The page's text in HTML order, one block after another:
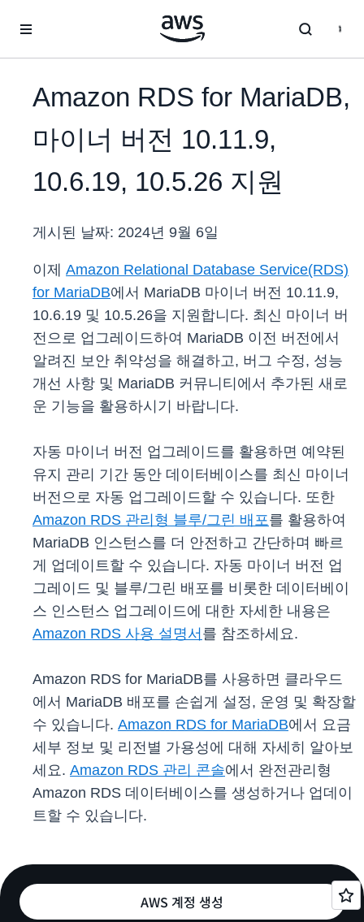
Amazon RDS for MariaDB,
마이너 버전 10.11.9,
10.6.19, 10.5.26 지원
게시된 날짜: 2024년 9월 6일
이제 Amazon Relational Database Service(RDS)
for MariaDB에서 MariaDB 마이너 버전 10.11.9,
10.6.19 및 10.5.26을 지원합니다. 최신 마이너 버
전으로 업그레이드하여 MariaDB 이전 버전에서
알려진 보안 취약성을 해결하고, 버그 수정, 성능
개선 사항 및 MariaDB 커뮤니티에서 추가된 새로
운 기능을 활용하시기 바랍니다.
자동 마이너 버전 업그레이드를 활용하면 예약된
유지 관리 기간 동안 데이터베이스를 최신 마이너
버전으로 자동 업그레이드할 수 있습니다. 또한
Amazon RDS 관리형 블루/그린 배포를 활용하여
MariaDB 인스턴스를 더 안전하고 간단하며 빠르
게 업데이트할 수 있습니다. 자동 마이너 버전 업
그레이드 및 블루/그린 배포를 비롯한 데이터베이
스 인스턴스 업그레이드에 대한 자세한 내용은
Amazon RDS 사용 설명서 를 참조하세요.
Amazon RDS for MariaDB를 사용하면 클라우드
에서 MariaDB 배포를 손쉽게 설정, 운영 및 확장할
수 있습니다. Amazon RDS for MariaDB에서 요금
세부 정보 및 리전별 가용성에 대해 자세히 알아보
세요. Amazon RDS 관리 콘솔에서 완전관리형
Amazon RDS 데이터베이스를 생성하거나 업데이
트할 수 있습니다.
AWS 계정 생성